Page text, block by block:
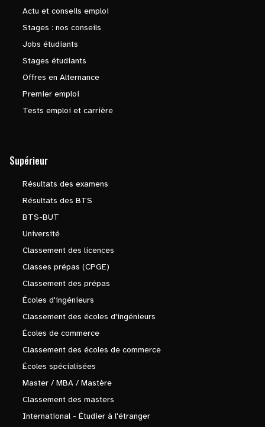
Actu et conseils emploi
Stages : nos conseils
Jobs étudiants
Stages étudiants
Offres en Alternance
Premier emploi
Tests emploi et carrière
Supérieur
Résultats des examens
Résultats des BTS
BTS-BUT
Université
Classement des licences
Classes prépas (CPGE)
Classement des prépas
Écoles d'ingénieurs
Classement des écoles d'ingénieurs
Écoles de commerce
Classement des écoles de commerce
Écoles spécialisées
Master / MBA / Mastère
Classement des masters
International - Étudier à l'étranger